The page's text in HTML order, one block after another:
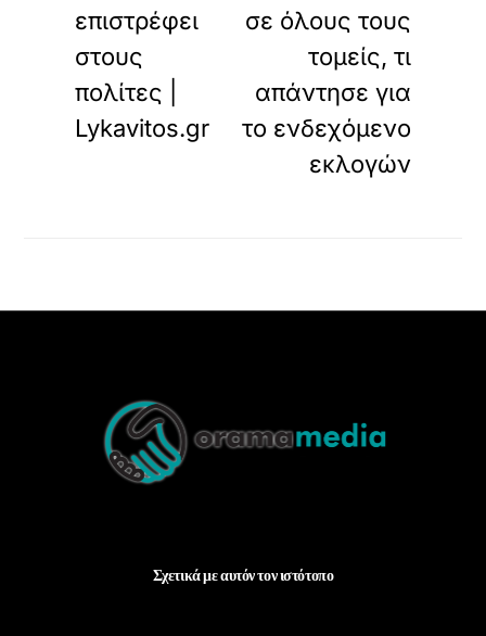
επιστρέφει
στους
πολίτες |
Lykavitos.gr
σε όλους τους
τομείς, τι
απάντησε για
το ενδεχόμενο
εκλογών
Top
Σχετικά με αυτόν τον ιστότοπο